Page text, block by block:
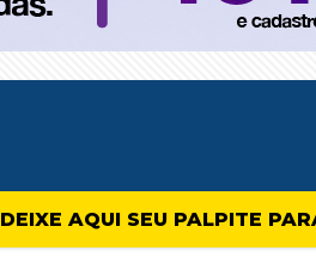
DEIXE AQUI SEU PALPITE